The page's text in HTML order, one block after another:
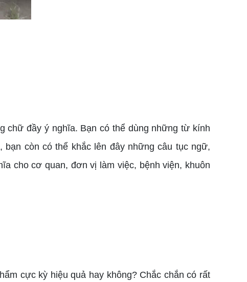
chữ đầy ý nghĩa. Bạn có thể dùng những từ kính
còn có thể khắc lên đây những câu tục ngữ,
cho cơ quan, đơn vị làm việc, bệnh viện, khuôn
cực kỳ hiệu quả hay không? Chắc chắn có rất